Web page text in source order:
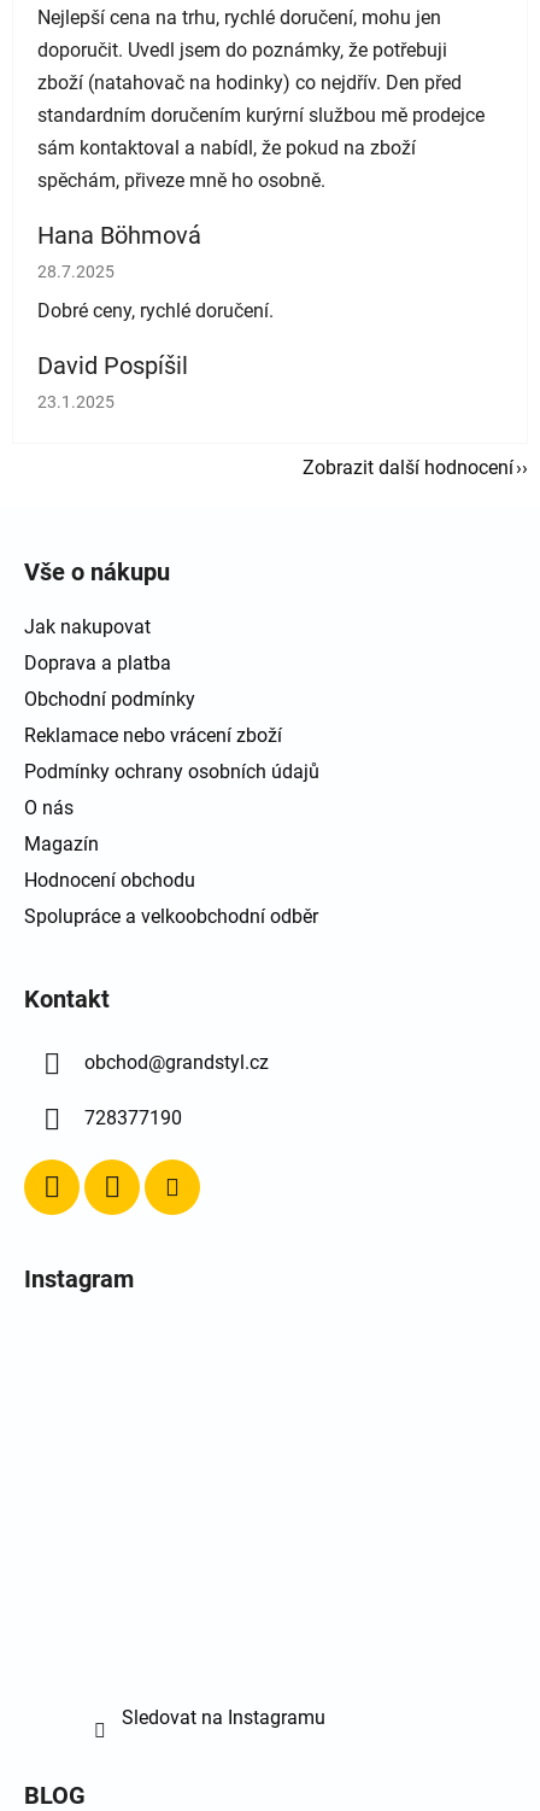
Nejlepší cena na trhu, rychlé doručení, mohu jen
doporučit. Uvedl jsem do poznámky, že potřebuji
zboží (natahovač na hodinky) co nejdřív. Den před
standardním doručením kurýrní službou mě prodejce
sám kontaktoval a nabídl, že pokud na zboží
spěchám, přiveze mně ho osobně.
Hana Böhmová
Hodnocení obchodu je 5 z 5 hvězdiček.
28.7.2025
Dobré ceny, rychlé doručení.
David Pospíšil
Hodnocení obchodu je 5 z 5 hvězdiček.
23.1.2025
Zobrazit další hodnocení
Vše o nákupu
Jak nakupovat
Doprava a platba
Obchodní podmínky
Reklamace nebo vrácení zboží
Podmínky ochrany osobních údajů
O nás
Magazín
Hodnocení obchodu
Spolupráce a velkoobchodní odběr
Kontakt
obchod@grandstyl.cz
728377190
Instagram
Sledovat na Instagramu
BLOG